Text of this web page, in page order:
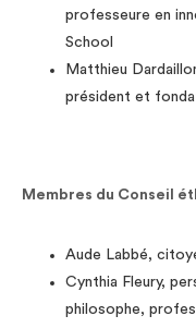
professeure en
School
Matthieu
président et
Membres du Conseil
Aude Labbé,
Cynthia Fleury,
philosophe,